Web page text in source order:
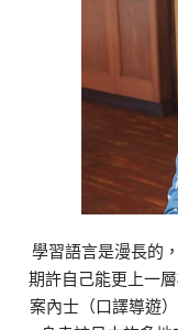
學習語言是漫長的
期許自己能更上一
案內士（口譯導遊